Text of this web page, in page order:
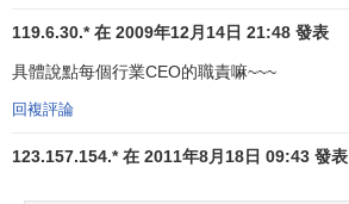
119.6.30.* 在 2009年12月14日 21:48 發表
具體說點每個行業CEO的職責嘛~~~
回複評論
123.157.154.* 在 2011年8月18日 09:43 發表